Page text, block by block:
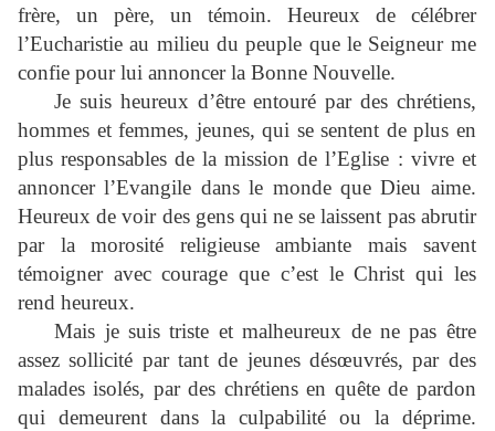
frère, un père, un témoin. Heureux de célébrer
l’Eucharistie au milieu du peuple que le Seigneur me
confie pour lui annoncer la Bonne Nouvelle.
Je suis heureux d’être entouré par des chrétiens,
hommes et femmes, jeunes, qui se sentent de plus en
plus responsables de la mission de l’Eglise : vivre et
annoncer l’Evangile dans le monde que Dieu aime.
Heureux de voir des gens qui ne se laissent pas abrutir
par la morosité religieuse ambiante mais savent
témoigner avec courage que c’est le Christ qui les
rend heureux.
Mais je suis triste et malheureux de ne pas être
assez sollicité par tant de jeunes désœuvrés, par des
malades isolés, par des chrétiens en quête de pardon
qui demeurent dans la culpabilité ou la déprime.